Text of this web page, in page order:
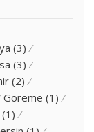
(3)
(3)
(2)
Göreme (1)
(1)